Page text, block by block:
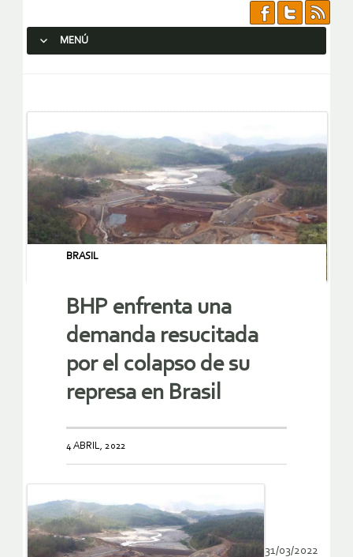
MENÚ
BRASIL
BHP enfrenta una
demanda resucitada
por el colapso de su
represa en Brasil
4 ABRIL, 2022
31/03/2022